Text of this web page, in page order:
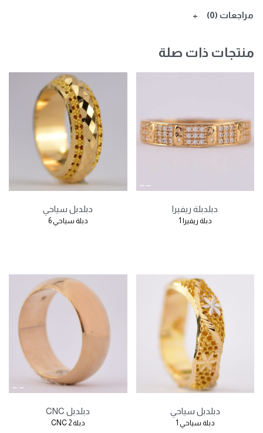
مراجعات (0)
منتجات ذات صلة
دبلدبلة ريفيرا
دبلة ريفيرا 1
دبلدبل سياحي
دبلة سياحي 6
دبلدبل سياحي
دبلة سياحي 1
دبلدبل CNC
دبلة CNC 2